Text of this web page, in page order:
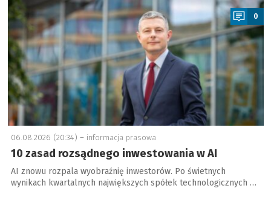
0
06.08.2026 (20:34) – informacja prasowa
10 zasad rozsądnego inwestowania w AI
AI znowu rozpala wyobraźnię inwestorów. Po świetnych
wynikach kwartalnych największych spółek technologicznych …